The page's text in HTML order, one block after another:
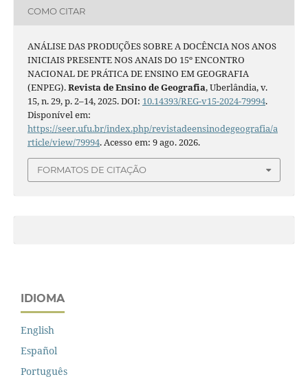
COMO CITAR
ANÁLISE DAS PRODUÇÕES SOBRE A DOCÊNCIA NOS ANOS
INICIAIS PRESENTE NOS ANAIS DO 15º ENCONTRO
NACIONAL DE PRÁTICA DE ENSINO EM GEOGRAFIA
(ENPEG).Revista de Ensino de Geografia, Uberlândia, v.
15, n. 29, p. 2–14, 2025. DOI: 10.14393/REG-v15-2024-79994.
Disponível em:
https://seer.ufu.br/index.php/revistadeensinodegeografia/a
rticle/view/79994. Acesso em: 9 ago. 2026.
FORMATOS DE CITAÇÃO
IDIOMA
English
Español
Português